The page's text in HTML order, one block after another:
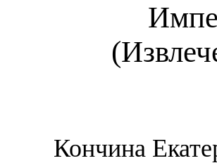
Кончина